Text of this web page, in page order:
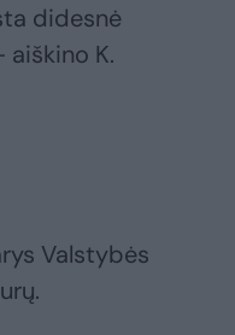
didesnė
aiškino K.
Valstybės